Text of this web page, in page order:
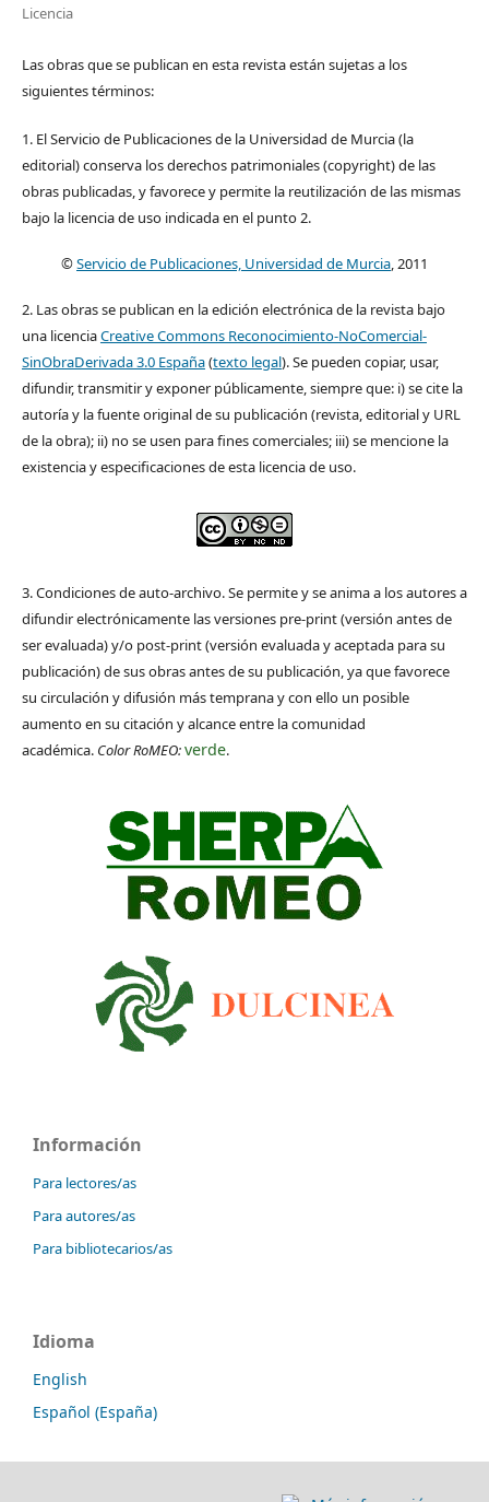
Licencia
Las obras que se publican en esta revista están sujetas a los
siguientes términos:
1. El Servicio de Publicaciones de la Universidad de Murcia (la
editorial) conserva los derechos patrimoniales (copyright) de las
obras publicadas, y favorece y permite la reutilización de las mismas
bajo la licencia de uso indicada en el punto 2.
©Servicio de Publicaciones, Universidad de Murcia, 2011
2. Las obras se publican en la edición electrónica de la revista bajo
una licenciaCreative Commons Reconocimiento-NoComercial-
SinObraDerivada 3.0 España(texto legal). Se pueden copiar, usar,
difundir, transmitir y exponer públicamente, siempre que: i) se cite la
autoría y la fuente original de su publicación (revista, editorial y URL
de la obra); ii) no se usen para fines comerciales; iii) se mencione la
existencia y especificaciones de esta licencia de uso.
3. Condiciones de auto-archivo. Se permite y se anima a los autores a
difundir electrónicamente las versiones pre-print (versión antes de
ser evaluada) y/o post-print (versión evaluada y aceptada para su
publicación) de sus obras antes de su publicación, ya que favorece
su circulación y difusión más temprana y con ello un posible
aumento en su citación y alcance entre la comunidad
académica. Color RoMEO:verde.
Información
Para lectores/as
Para autores/as
Para bibliotecarios/as
Idioma
English
Español (España)